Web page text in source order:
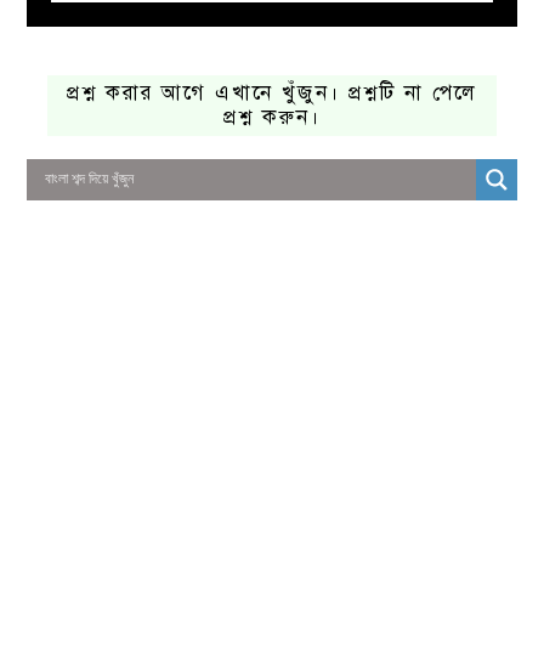
প্রশ্ন করার আগে এখানে খুঁজুন। প্রশ্নটি না পেলে
প্রশ্ন করুন।